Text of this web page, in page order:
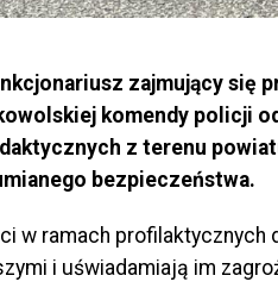
zajmujący się
komendy policji
z terenu
bezpieczeństwa.
w ramach profilaktycznych
i uświadamiają im